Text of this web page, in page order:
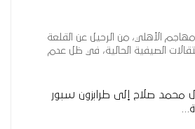
الأهلي، من الرحيل عن القلعة
الصيفية الحالية، في ظل عدم
محمد صلاح إلى طرابزون سبور